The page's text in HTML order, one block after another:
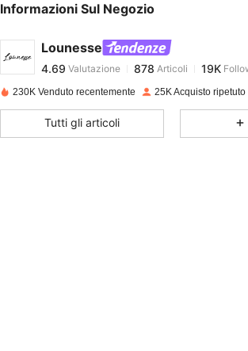
Informazioni Sul Negozio
Lounesse
4.69 878
Valutazione 878Articoli
m***0pagato1 giorno fa
230K Venduto recentemente 25K Acquisto ripetuto
Tutti gli articoli